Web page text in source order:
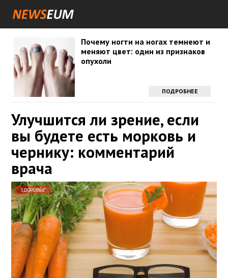
Почему ногти на ногах темнеют и
меняют цвет: один из признаков
опухоли
ПОДРОБНЕЕ
Улучшится ли зрение, если
вы будете есть морковь и
чернику: комментарий
врача
ЗДОРОВЬЕ